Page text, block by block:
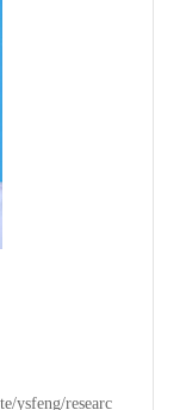
ysfeng/researc